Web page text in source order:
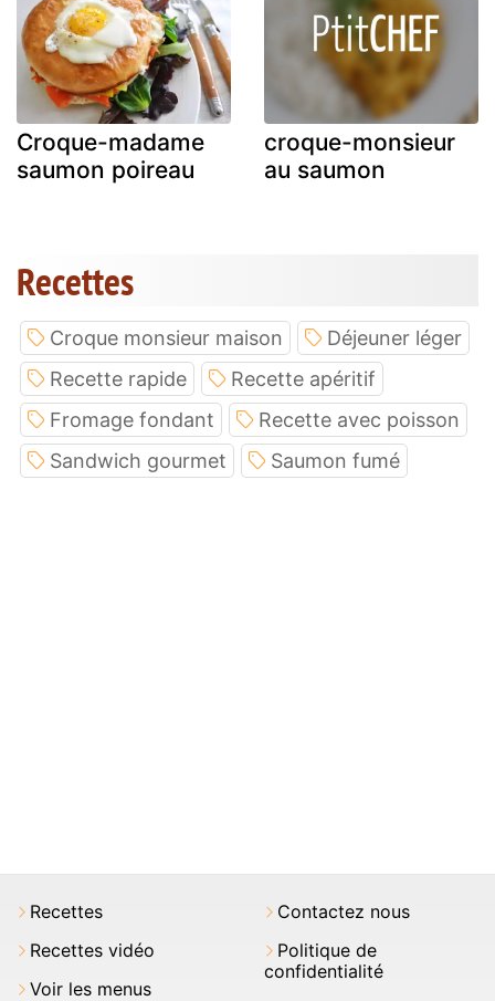
Croque-madame
saumon poireau
croque-monsieur
au saumon
Recettes
Croque monsieur maison
Déjeuner léger
Recette rapide
Recette apéritif
Fromage fondant
Recette avec poisson
Sandwich gourmet
Saumon fumé
Recettes
Recettes vidéo
Voir les menus
Contactez nous
Politique de
confidentialité